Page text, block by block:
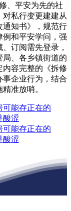
、平安为先的社
私行变更建建从
通知书》，规范行
例和平安学问，强
订阅需先登录，
、各乡镇街道的
容完整的《拆修
事企业行为，结合
准放哨。
可能存正在的
酸涩
可能存正在的
酸涩